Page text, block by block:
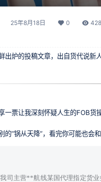
25年8月18日 0 428
出炉的投稿文章，出自货代说新人
一票让我深刻怀疑人生的FOB货操
的“锅从天降”，看完你可能也会
司主营**航线某国代理指定货